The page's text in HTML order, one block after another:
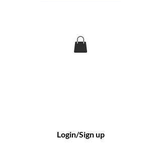
Login/Sign up